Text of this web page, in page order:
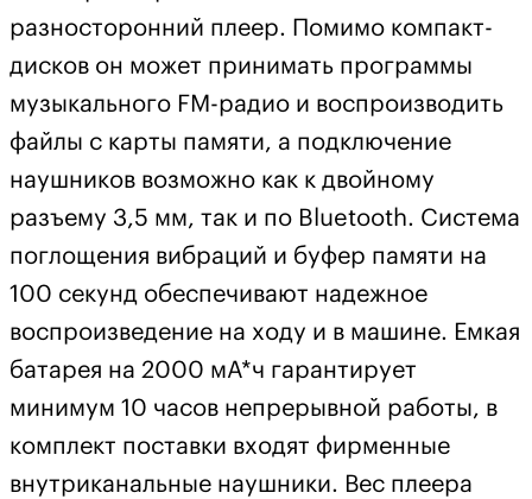
разносторонний плеер. Помимо компакт-
дисков он может принимать программы
музыкального FM-радио и воспроизводить
файлы с карты памяти, а подключение
наушников возможно как к двойному
разъему 3,5 мм, так и по Bluetooth. Система
поглощения вибраций и буфер памяти на
100 секунд обеспечивают надежное
воспроизведение на ходу и в машине. Емкая
батарея на 2000 мА*ч гарантирует
минимум 10 часов непрерывной работы, в
комплект поставки входят фирменные
внутриканальные наушники. Вес плеера